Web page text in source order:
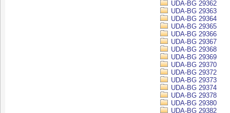
UDA-BG 29362
UDA-BG 29363
UDA-BG 29364
UDA-BG 29365
UDA-BG 29366
UDA-BG 29367
UDA-BG 29368
UDA-BG 29369
UDA-BG 29370
UDA-BG 29372
UDA-BG 29373
UDA-BG 29374
UDA-BG 29378
UDA-BG 29380
UDA-BG 29382